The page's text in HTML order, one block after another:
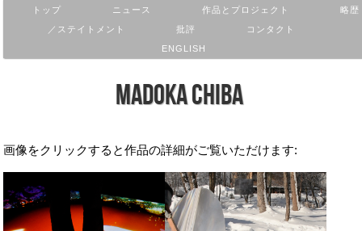
トップ ニュース 作品とプロジェクト
略歴
／ステイトメント
批評
コンタクト
ENGLISH
Madoka Chiba
画像をクリックすると作品の詳細がご覧いただけます: